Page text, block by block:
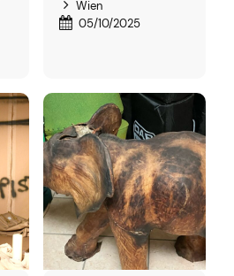
Wien
05/10/2025